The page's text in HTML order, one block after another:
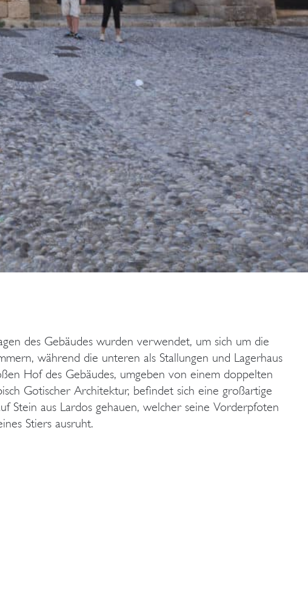
des Gebäudes wurden verwendet, um sich um die
während die unteren als Stallungen und Lagerhaus
Hof des Gebäudes, umgeben von einem doppelten
Gotischer Architektur, befindet sich eine großartige
Stein aus Lardos gehauen, welcher seine Vorderpfoten
Stiers ausruht.